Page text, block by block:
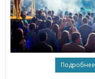
Подробнее